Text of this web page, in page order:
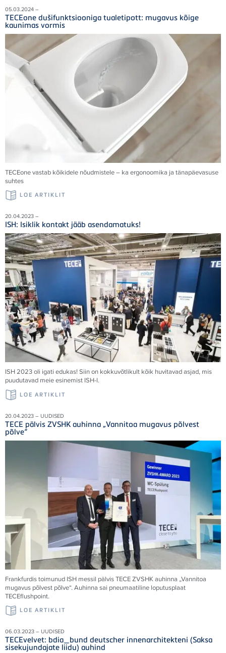
05.03.2024 –
TECEone dušifunktsiooniga tualetipott: mugavus kõige
kaunimas vormis
TECEone vastab kõikidele nõudmistele – ka ergonoomika ja tänapäevasuse
suhtes
LOE ARTIKLIT
20.04.2023 –
ISH: Isiklik kontakt jääb asendamatuks!
ISH 2023 oli igati edukas! Siin on kokkuvõtlikult kõik huvitavad asjad, mis
puudutavad meie esinemist ISH-l.
LOE ARTIKLIT
20.04.2023 – UUDISED
TECE pälvis ZVSHK auhinna „Vannitoa mugavus põlvest
põlve“
Frankfurdis toimunud ISH messil pälvis TECE ZVSHK auhinna „Vannitoa
mugavus põlvest põlve“. Auhinna sai pneumaatiline loputusplaat
TECEflushpoint.
LOE ARTIKLIT
06.03.2023 – UUDISED
TECEvelvet: bdia_bund deutscher innenarchitekteni (Saksa
sisekujundajate liidu) auhind